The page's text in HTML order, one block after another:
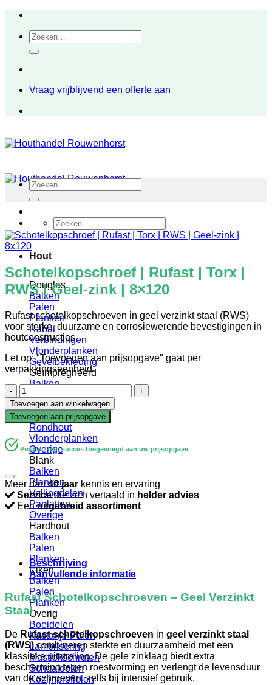
inhoudZoeken
naar:
Vraag vrijblijvend een offerte aan
Zoeken
naar:
Hout
Douglas
Balken
Palen
Planken
Rabat
Verbindingen
Vlonderplanken
Gevelbekleding
Geïmpregneerd
Balken
Palen
Planken
Rabat
Rondhout
Vlonderplanken
Overige
Blank
Balken
Planken
Vellingdelen
Panlatten
Overige
Hardhout
Balken
Palen
Planken
Eiken
Balken
Palen
Planken
Overig
Boeidelen
Kastanje Palen
Lambrisering
Mastiekschroten
Schaaldelen
Kozijnprofielen
Zoeken
naar:
Schotelkopschroef | Rufast | Torx |
RWS | Geel-zink | 8×120
Rufast schotelkopschroeven in geel verzinkt staal (RWS)
voor sterke, duurzame en corrosiewerende bevestigingen in
houtconstructies.
Let op: "Toevoegen aan prijsopgave" gaat per
verpakkingseenheid.
Schotelkopschroef
|
Rufast
|
Torx
RWS
Geel-
zink
|
8x120
aantal
Toevoegen aan winkelwagen
Toevoegen aan prijsopgave
Product met succes toegevoegd aan uw prijsopgave
Meer dan40 jaar kennis en ervaring
Servicedie zich vertaald in helder advies
Eenuitgebreid assortiment
Beschrijving
Aanvullende informatie
Rufast Schotelkopschroeven – Geel Verzinkt
Staal
De Rufast schotelkopschroeven in geel verzinkt staal
(RWS)combineren sterkte en duurzaamheid met een
klassieke uitstraling. De gele zinklaag biedt extra
bescherming tegen roestvorming en verlengt de levensduur
van de schroeven, zelfs bij intensief gebruik.